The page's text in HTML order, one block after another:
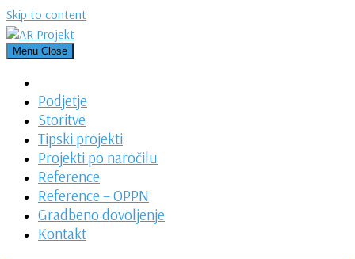
Skip to content
Menu Close
Podjetje
Storitve
Tipski projekti
Projekti po naročilu
Reference
Reference – OPPN
Gradbeno dovoljenje
Kontakt